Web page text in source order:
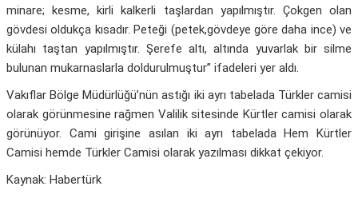
minare; kesme, kirli kalkerli taşlardan yapılmıştır. Çokgen olan
gövdesi oldukça kısadır. Peteği (petek,gövdeye göre daha ince) ve
külahı taştan yapılmıştır. Şerefe altı, altında yuvarlak bir silme
bulunan mukarnaslarla doldurulmuştur” ifadeleri yer aldı.
Vakıflar Bölge Müdürlüğü’nün astığı iki ayrı tabelada Türkler camisi
olarak görünmesine rağmen Valilik sitesinde Kürtler camisi olarak
görünüyor. Cami girişine asılan iki ayrı tabelada Hem Kürtler
Camisi hemde Türkler Camisi olarak yazılması dikkat çekiyor.
Kaynak: Habertürk